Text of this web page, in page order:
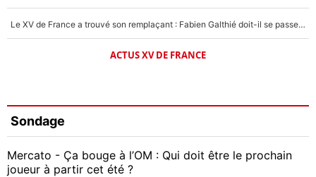
Le XV de France a trouvé son remplaçant : Fabien Galthié doit-il se passer d'Antoine Dupont ?
ACTUS XV DE FRANCE
Sondage
Mercato - Ça bouge à l’OM : Qui doit être le prochain
joueur à partir cet été ?